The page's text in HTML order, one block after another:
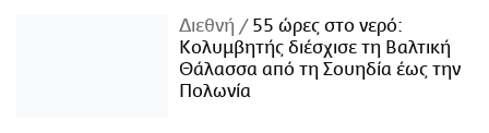
Διεθνή
55 ώρες στο νερό:
Κολυμβητής διέσχισε τη Βαλτική
Θάλασσα από τη Σουηδία έως την
Πολωνία